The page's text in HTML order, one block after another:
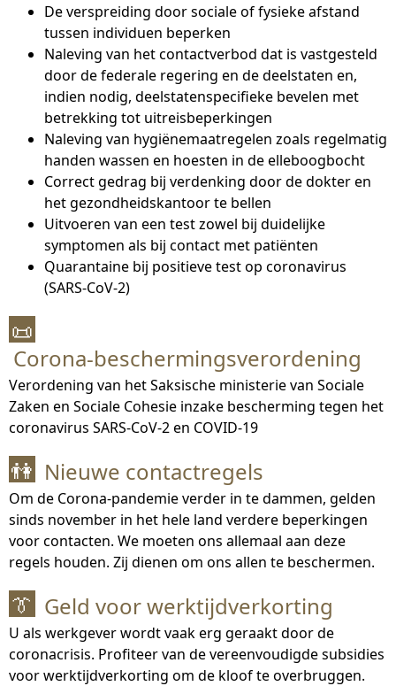
De verspreiding door sociale of fysieke afstand
tussen individuen beperken
Naleving van het contactverbod dat is vastgesteld
door de federale regering en de deelstaten en,
indien nodig, deelstatenspecifieke bevelen met
betrekking tot uitreisbeperkingen
Naleving van hygiënemaatregelen zoals regelmatig
handen wassen en hoesten in de elleboogbocht
Correct gedrag bij verdenking door de dokter en
het gezondheidskantoor te bellen
Uitvoeren van een test zowel bij duidelijke
symptomen als bij contact met patiënten
Quarantaine bij positieve test op coronavirus
(SARS-CoV-2)
📜
Corona-beschermingsverordening
Verordening van het Saksische ministerie van Sociale
Zaken en Sociale Cohesie inzake bescherming tegen het
coronavirus SARS-CoV-2 en COVID-19
👫 Nieuwe contactregels
Om de Corona-pandemie verder in te dammen, gelden
sinds november in het hele land verdere beperkingen
voor contacten. We moeten ons allemaal aan deze
regels houden. Zij dienen om ons allen te beschermen.
👔 Geld voor werktijdverkorting
U als werkgever wordt vaak erg geraakt door de
coronacrisis. Profiteer van de vereenvoudigde subsidies
voor werktijdverkorting om de kloof te overbruggen.